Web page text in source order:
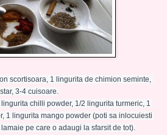
3-4 cuisoare.
1 lingurita mango powder (poti sa inlocuiesti
pe care o adaugi la sfarsit de tot).